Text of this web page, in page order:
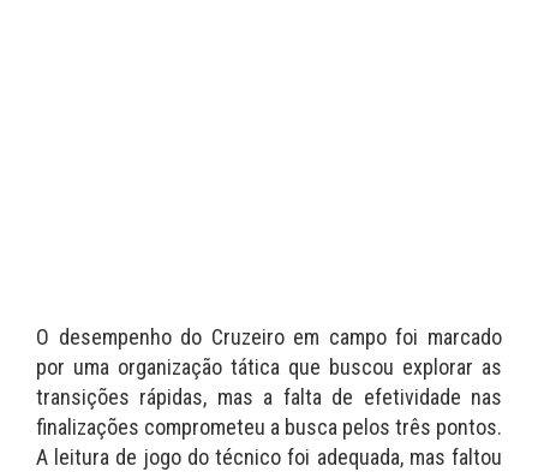
O desempenho do Cruzeiro em campo foi marcado
por uma organização tática que buscou explorar as
transições rápidas, mas a falta de efetividade nas
finalizações comprometeu a busca pelos três pontos.
A leitura de jogo do técnico foi adequada, mas faltou